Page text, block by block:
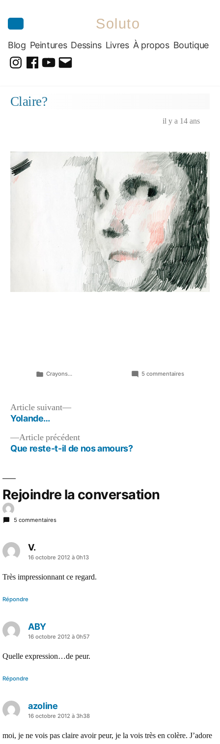
Soluto
Blog Peintures Dessins Livres À propos Boutique
Dessins
Claire?
il y a 14 ans
Publié
Crayons... 5 commentairessur
Navigation
de
l’article
Article précédentArticle
précédent :
Que reste-t-il de nos amours?
Article suivant
Article
Yolande…
Rejoindre la conversation
5 commentaires
V.
a
16 octobre 2012 à 0h13
Très impressionnant ce regard.
Répondre
ABY
a
16 octobre 2012 à 0h57
Quelle expression…de peur.
Répondre
azoline
a
16 octobre 2012 à 3h38
moi, je ne vois pas claire avoir peur, je la vois très en colère. J’adore